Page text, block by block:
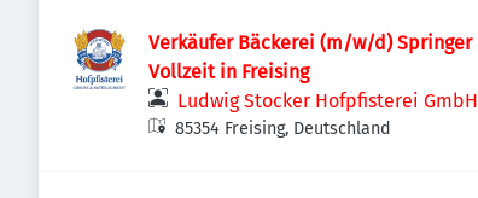
Verkäufer Bäckerei (m/w/d) Springer
Vollzeit in Freising
Ludwig Stocker Hofpfisterei GmbH
85354 Freising, Deutschland